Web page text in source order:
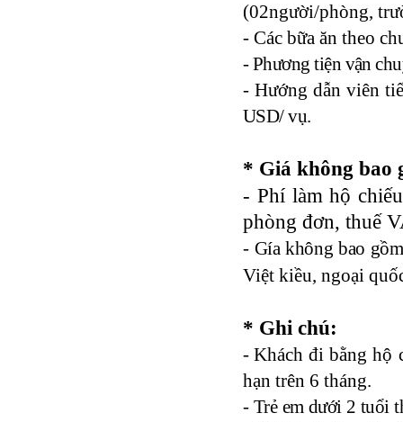
(02ng­­ười/phòng,
- Các bữa ăn theo
- Ph­­­ương tiện vận
- H­­­ướng dẫn viên
USD/ vụ.
* Giá không bao
- Phí làm hộ
phòng đơn, thuế
- Gía không bao
Việt kiều, ngoại
* Ghi chú:
- Khách đi bằng hộ
hạn trên 6 tháng.
- Trẻ em dư­ới 2 tuổi